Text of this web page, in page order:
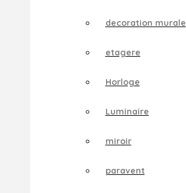
decoration murale
etagere
Horloge
Luminaire
miroir
paravent